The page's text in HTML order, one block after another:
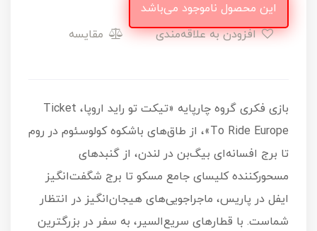
این محصول ناموجود می‌باشد
افزودن به علاقه‌مندی
مقایسه
بازی فکری گروه چارپایه «تیکت تو راید اروپا، Ticket
To Ride Europe»، از طاق‌های باشکوه کولوسئوم در روم
تا برج افسانه‌ای بیگ‌بن در لندن، از گنبدهای
مسحورکننده کلیسای جامع مسکو تا برج شگفت‌انگیز
ایفل در پاریس، ماجراجویی‌های هیجان‌انگیز در انتظار
شماست. با قطارهای سریع‌السیر، به سفر در بزرگترین